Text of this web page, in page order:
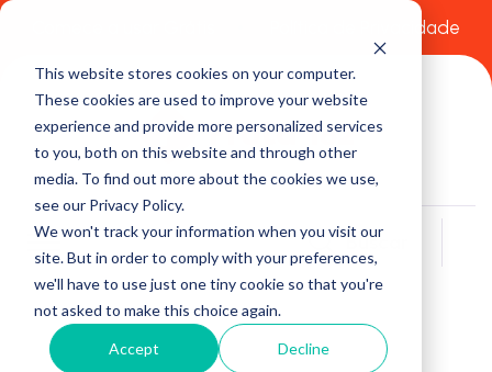
This website stores cookies on your computer.
These cookies are used to improve your website
experience and provide more personalized services
to you, both on this website and through other
media. To find out more about the cookies we use,
see our Privacy Policy.
We won't track your information when you visit our
site. But in order to comply with your preferences,
we'll have to use just one tiny cookie so that you're
not asked to make this choice again.
Accept Decline
Política de Privacidade
Buscar